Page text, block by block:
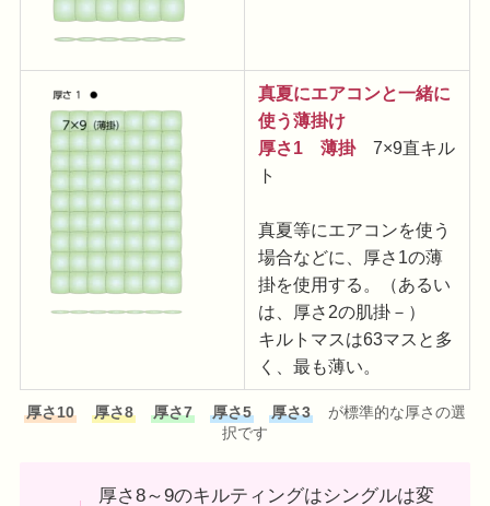
真夏にエアコンと一緒に
使う薄掛け
厚さ1 薄掛7×9直キル
ト
真夏等にエアコンを使う
場合などに、厚さ1の薄
掛を使用する。（あるい
は、厚さ2の肌掛－）
キルトマスは63マスと多
く、最も薄い。
厚さ10 厚さ8 厚さ7 厚さ5 厚さ3
が標準的な厚さの選
択です
厚さ8～9のキルティングはシングルは変